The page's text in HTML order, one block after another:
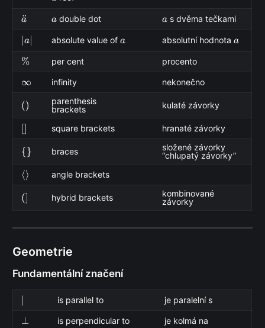
ä
a
¨ a
a double dot a
a s dvěma tečkami
\lvert
\rvert
∣a∣ absolute value ofa
a absolutní hodnotaa
a
\%
% per cent procento
\infty
∞ infinity nekonečno
()
()
parenthesis
brackets
kulaté závorky
[]
[] square brackets hranaté závorky
\
{} braces
složené závorky
“chlupatý závorky”
\langle
⟨⟩ angle brackets
(]
(] hybrid brackets
kombinované
závorky
Geometrie
Fundamentální značení
is parallel to je paralelní s
\perp
⊥ is perpendicular to je kolmá na